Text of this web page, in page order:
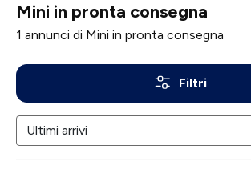
Mini in pronta consegna
1 annunci di Mini in pronta consegna
Filtri